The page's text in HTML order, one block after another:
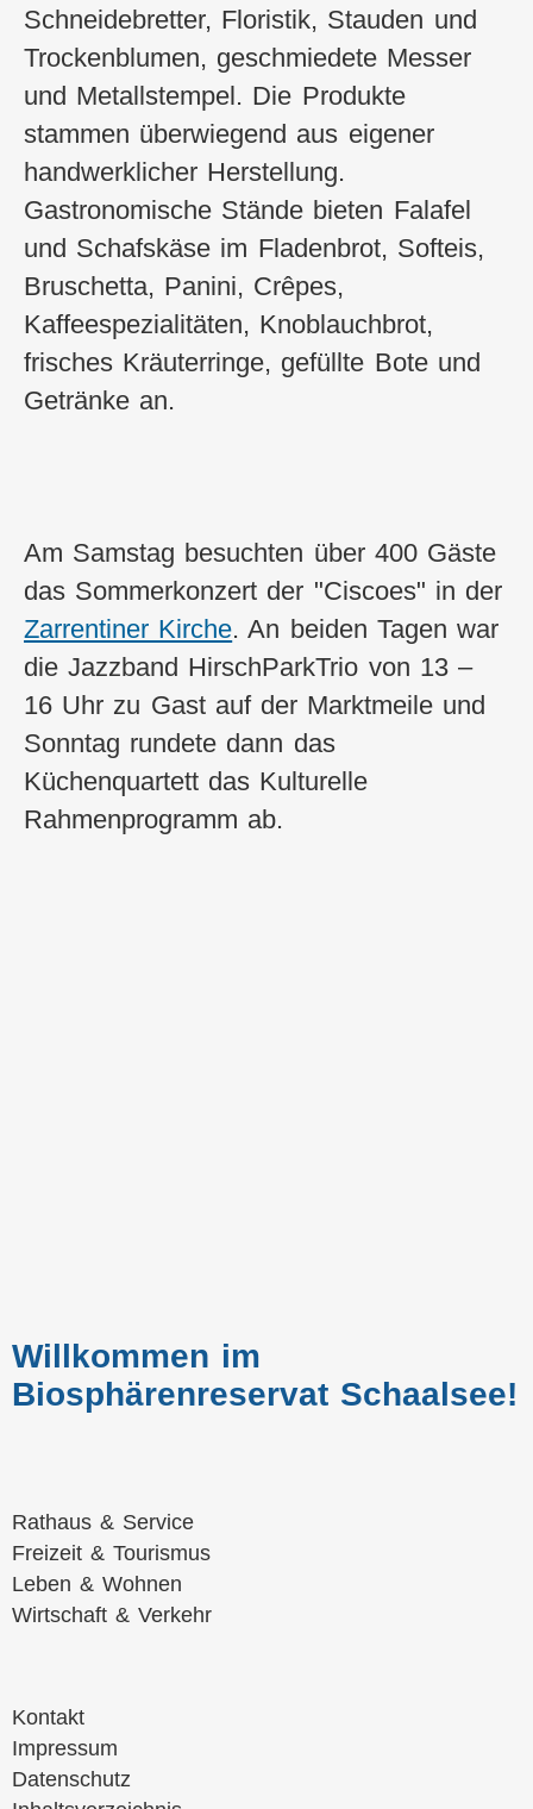
Schneidebretter, Floristik, Stauden und
Trockenblumen, geschmiedete Messer
und Metallstempel. Die Produkte
stammen überwiegend aus eigener
handwerklicher Herstellung.
Gastronomische Stände bieten Falafel
und Schafskäse im Fladenbrot, Softeis,
Bruschetta, Panini, Crêpes,
Kaffeespezialitäten, Knoblauchbrot,
frisches Kräuterringe, gefüllte Bote und
Getränke an.
Am Samstag besuchten über 400 Gäste
das Sommerkonzert der "Ciscoes" in der
Zarrentiner Kirche. An beiden Tagen war
die Jazzband HirschParkTrio von 13 –
16 Uhr zu Gast auf der Marktmeile und
Sonntag rundete dann das
Küchenquartett das Kulturelle
Rahmenprogramm ab.
Willkommen im
Biosphärenreservat Schaalsee!
Navigation
überspringen
Rathaus & Service
Freizeit & Tourismus
Leben & Wohnen
Wirtschaft & Verkehr
Navigation
überspringen
Kontakt
Impressum
Datenschutz